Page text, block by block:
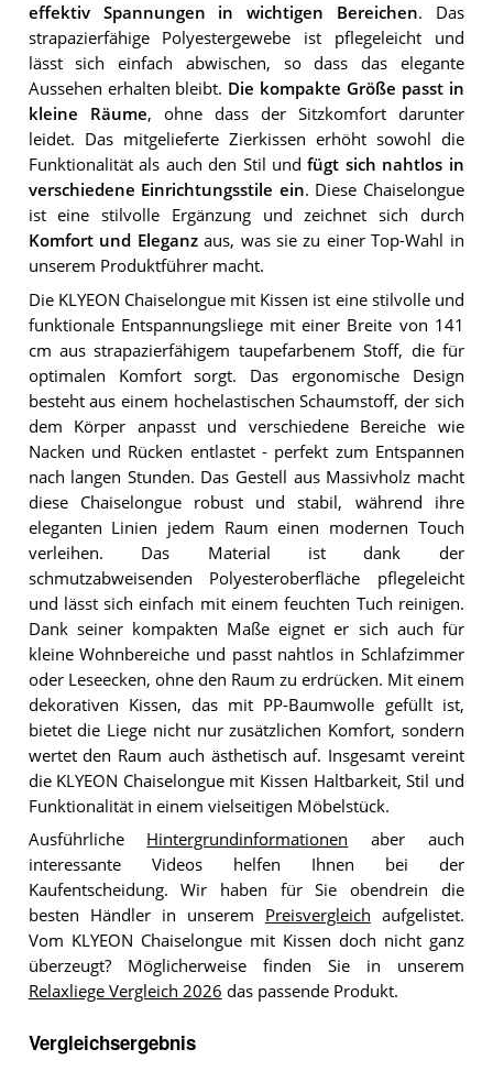
effektiv Spannungen in wichtigen Bereichen. Das
strapazierfähige Polyestergewebe ist pflegeleicht und
lässt sich einfach abwischen, so dass das elegante
Aussehen erhalten bleibt. Die kompakte Größe passt in
kleine Räume, ohne dass der Sitzkomfort darunter
leidet. Das mitgelieferte Zierkissen erhöht sowohl die
Funktionalität als auch den Stil undfügt sich nahtlos in
verschiedene Einrichtungsstile ein. Diese Chaiselongue
ist eine stilvolle Ergänzung und zeichnet sich durch
Komfort und Eleganzaus, was sie zu einer Top-Wahl in
unserem Produktführer macht.
Die KLYEON Chaiselongue mit Kissen ist eine stilvolle und
funktionale Entspannungsliege mit einer Breite von 141
cm aus strapazierfähigem taupefarbenem Stoff, die für
optimalen Komfort sorgt. Das ergonomische Design
besteht aus einem hochelastischen Schaumstoff, der sich
dem Körper anpasst und verschiedene Bereiche wie
Nacken und Rücken entlastet - perfekt zum Entspannen
nach langen Stunden. Das Gestell aus Massivholz macht
diese Chaiselongue robust und stabil, während ihre
eleganten Linien jedem Raum einen modernen Touch
verleihen. Das Material ist dank der
schmutzabweisenden Polyesteroberfläche pflegeleicht
und lässt sich einfach mit einem feuchten Tuch reinigen.
Dank seiner kompakten Maße eignet er sich auch für
kleine Wohnbereiche und passt nahtlos in Schlafzimmer
oder Leseecken, ohne den Raum zu erdrücken. Mit einem
dekorativen Kissen, das mit PP-Baumwolle gefüllt ist,
bietet die Liege nicht nur zusätzlichen Komfort, sondern
wertet den Raum auch ästhetisch auf. Insgesamt vereint
die KLYEON Chaiselongue mit Kissen Haltbarkeit, Stil und
Funktionalität in einem vielseitigen Möbelstück.
Ausführliche Hintergrundinformationen aber auch
interessante Videos helfen Ihnen bei der
Kaufentscheidung. Wir haben für Sie obendrein die
besten Händler in unserem Preisvergleich aufgelistet.
Vom KLYEON Chaiselongue mit Kissen doch nicht ganz
überzeugt? Möglicherweise finden Sie in unserem
Relaxliege Vergleich 2026 das passende Produkt.
Vergleichsergebnis